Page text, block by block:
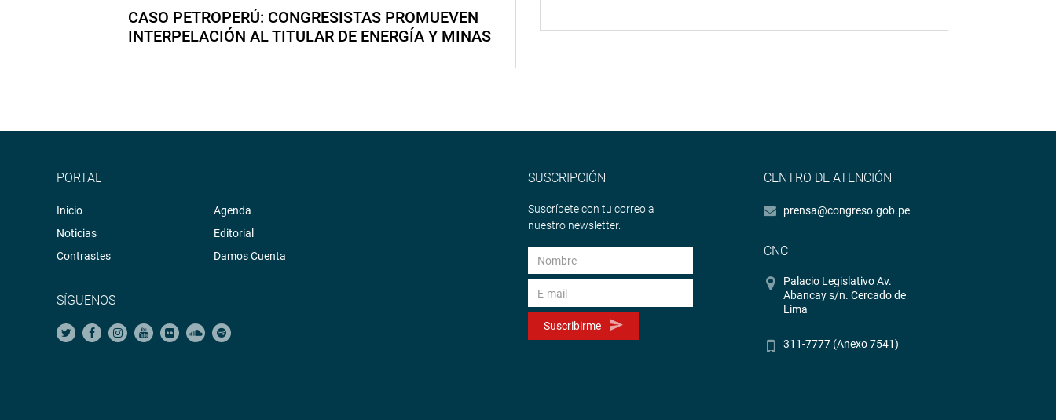
CASO PETROPERÚ: CONGRESISTAS PROMUEVEN
INTERPELACIÓN AL TITULAR DE ENERGÍA Y MINAS
PORTAL
Inicio
Noticias
Contrastes
Agenda
Editorial
Damos Cuenta
SÍGUENOS
SUSCRIPCIÓN
Suscríbete con tu correo a
nuestro newsletter.
Suscribirme
CENTRO DE ATENCIÓN
prensa@congreso.gob.pe
CNC
Palacio Legislativo Av.
Abancay s/n. Cercado de
Lima
311-7777 (Anexo 7541)